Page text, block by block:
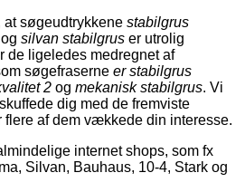
at søgeudtrykkene stabilgrus
silvan stabilgrus er utrolig
de ligeledes medregnet af
søgefraserne er stabilgrus
2 og mekanisk stabilgrus. Vi
dig med de fremviste
flere af dem vækkede din interesse.
internet shops, som fx
Silvan, Bauhaus, 10-4, Stark og